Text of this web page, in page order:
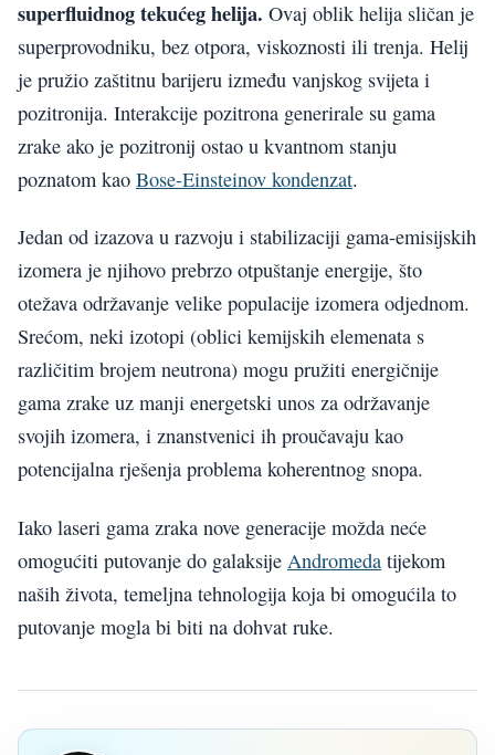
superfluidnog tekućeg helija. Ovaj oblik helija sličan je
superprovodniku, bez otpora, viskoznosti ili trenja. Helij
je pružio zaštitnu barijeru između vanjskog svijeta i
pozitronija. Interakcije pozitrona generirale su gama
zrake ako je pozitronij ostao u kvantnom stanju
poznatom kao Bose-Einsteinov kondenzat.
Jedan od izazova u razvoju i stabilizaciji gama-emisijskih
izomera je njihovo prebrzo otpuštanje energije, što
otežava održavanje velike populacije izomera odjednom.
Srećom, neki izotopi (oblici kemijskih elemenata s
različitim brojem neutrona) mogu pružiti energičnije
gama zrake uz manji energetski unos za održavanje
svojih izomera, i znanstvenici ih proučavaju kao
potencijalna rješenja problema koherentnog snopa.
Iako laseri gama zraka nove generacije možda neće
omogućiti putovanje do galaksije Andromeda tijekom
naših života, temeljna tehnologija koja bi omogućila to
putovanje mogla bi biti na dohvat ruke.